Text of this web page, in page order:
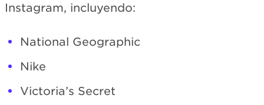
Instagram, incluyendo:
National Geographic
Nike
Victoria’s Secret